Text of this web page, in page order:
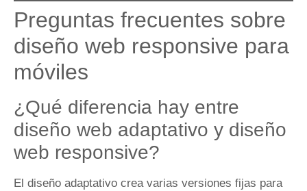
Preguntas frecuentes sobre
diseño web responsive para
móviles
¿Qué diferencia hay entre
diseño web adaptativo y diseño
web responsive?
El diseño adaptativo crea varias versiones fijas para